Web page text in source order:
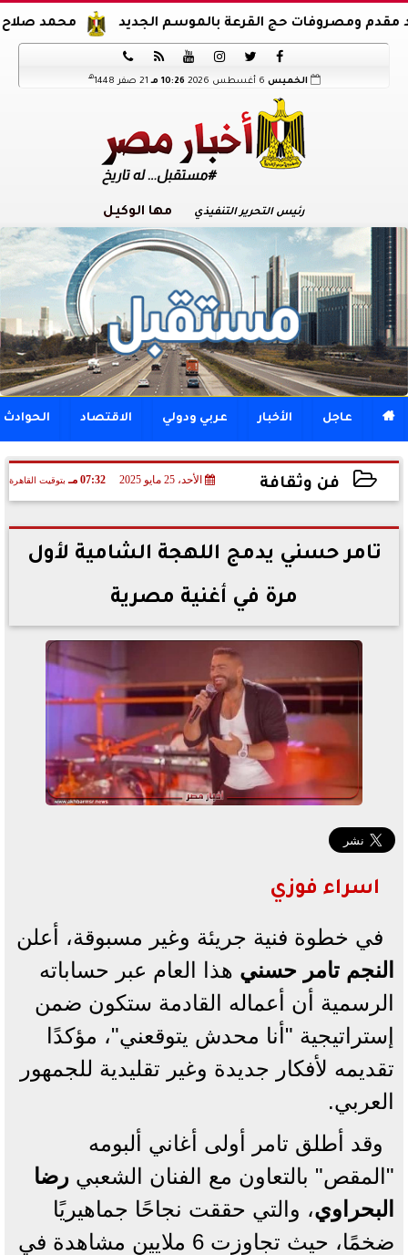
محمد صلاح يوقع عقود حج القرعة بالموسم الجديد






الخميس 10:26 مـ 21 صفر 1448 هـ
رئيس التحرير التنفيذي مها الوكيل
 عاجل الأخبار عربي ودولي الاقتصاد الحوادث
فن وثقافة الأحد، 25 مايو 2025 07:32 مـ بتوقيت القاهرة
2025-05-25 19:32:13
تامر حسني يدمج اللهجة الشامية لأول
مرة في أغنية مصرية
اسراء فوزي
في خطوة فنية جريئة وغير مسبوقة، أعلن
النجم تامر حسني هذا العام عبر حساباته
الرسمية أن أعماله القادمة ستكون ضمن
إستراتيجية "أنا محدش يتوقعني"، مؤكدًا
تقديمه لأفكار جديدة وغير تقليدية للجمهور
العربي.
وقد أطلق تامر أولى أغاني ألبومه
"المقص" بالتعاون مع الفنان الشعبي رضا
البحراوي، والتي حققت نجاحًا جماهيريًا
ضخمًا، حيث تجاوزت 6 ملايين مشاهدة في